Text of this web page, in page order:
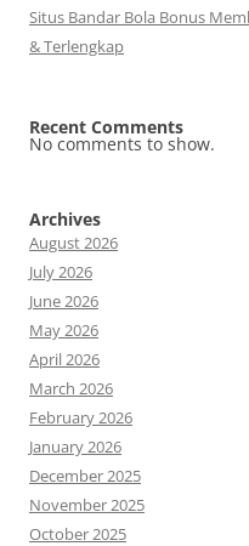
Situs Bandar Bola Bonus
& Terlengkap
Recent Comments
No comments to show.
Archives
August 2026
July 2026
June 2026
May 2026
April 2026
March 2026
February 2026
January 2026
December 2025
November 2025
October 2025